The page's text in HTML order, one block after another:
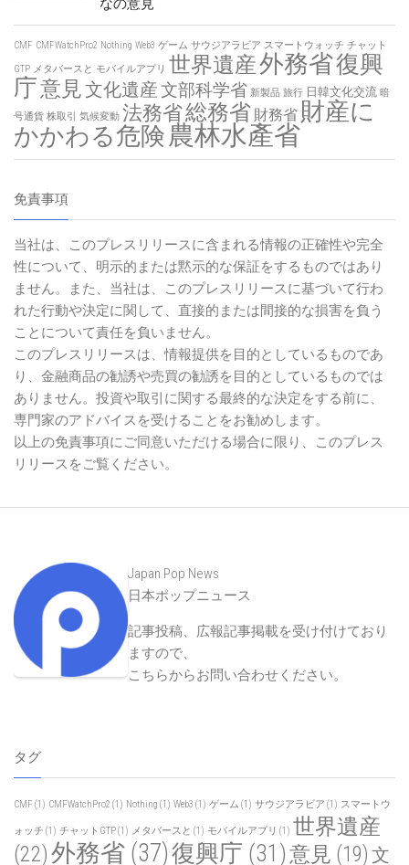
なの意見
CMF CMFWatchPro2 Nothing Web3 ゲーム サウジアラビア スマートウォッチ チャット
GTP メタバースと モバイルアプリ 世界遺産外務省復興
庁意見文化遺産文部科学省 新製品 旅行 日韓文化交流 暗
号通貨 株取引 気候変動 法務省総務省 財務省 財産に
かかわる危険 農林水產省
免責事項
当社は、このプレスリリースに含まれる情報の正確性や完全
性について、明示的または黙示的な保証をするものではあり
ません。また、当社は、このプレスリリースに基づいて行わ
れた行動や決定に関して、直接的または間接的な損害を負う
ことについて責任を負いません。
このプレスリリースは、情報提供を目的としているものであ
り、金融商品の勧誘や売買の勧誘を目的としているものでは
ありません。投資や取引に関する最終的な決定をする前に、
専門家のアドバイスを受けることをお勧めします。
以上の免責事項にご同意いただける場合に限り、このプレス
リリースをご覧ください。
Japan Pop News
日本ポップニュース
記事投稿、広報記事掲載を受け付けており
ますので、
こちらからお問い合わせください。
タグ
CMF (1) CMFWatchPro2 (1) Nothing (1) Web3 (1) ゲーム (1) サウジアラビア (1) スマートウ
ォッチ (1) チャットGTP(1) メタバースと (1) モバイルアプリ (1) 世界遺産
(22)外務省 (37)復興庁 (31)意見 (19) 文